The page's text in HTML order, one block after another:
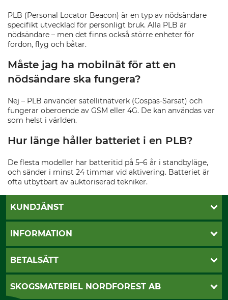
PLB (Personal Locator Beacon) är en typ av nödsändare
specifikt utvecklad för personligt bruk. Alla PLB är
nödsändare – men det finns också större enheter för
fordon, flyg och båtar.
Måste jag ha mobilnät för att en
nödsändare ska fungera?
Nej – PLB använder satellitnätverk (Cospas-Sarsat) och
fungerar oberoende av GSM eller 4G. De kan användas var
som helst i världen.
Hur länge håller batteriet i en PLB?
De flesta modeller har batteritid på 5–6 år i standbyläge,
och sänder i minst 24 timmar vid aktivering. Batteriet är
ofta utbytbart av auktoriserad tekniker.
KUNDJÄNST
Öppettider
Vanliga frågor
INFORMATION
Butik Vansbro
BETALSÄTT
Klarna
Faktura
SKOGSMATERIEL NORDFOREST AB